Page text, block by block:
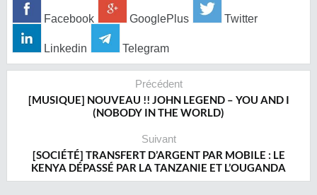
Facebook GooglePlus Twitter
Linkedin Telegram
Précédent
[MUSIQUE] NOUVEAU !! JOHN LEGEND – YOU AND I
(NOBODY IN THE WORLD)
Suivant
[SOCIÉTÉ] TRANSFERT D’ARGENT PAR MOBILE : LE
KENYA DÉPASSÉ PAR LA TANZANIE ET L’OUGANDA